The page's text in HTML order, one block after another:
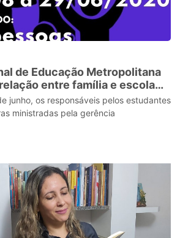
de Educação Metropolitana
entre família e escola
junho, os responsáveis pelos estudantes
ministradas pela gerência